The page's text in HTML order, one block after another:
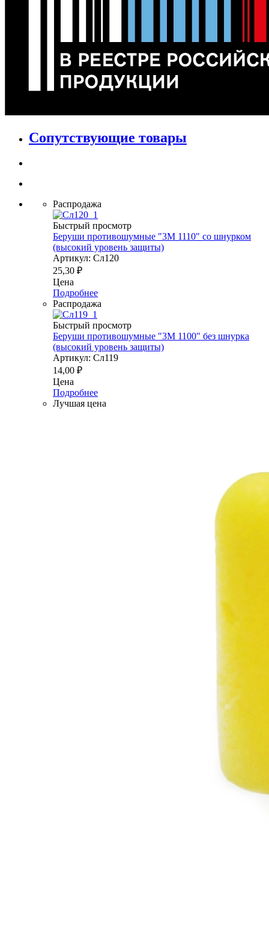
Сопутствующие товары
Распродажа
Быстрый просмотр
Беруши противошумные "3М 1110" со шнурком
(высокий уровень защиты)
Артикул: Сл120
25,30 ₽
Цена
Подробнее
Распродажа
Быстрый просмотр
Беруши противошумные "3М 1100" без шнурка
(высокий уровень защиты)
Артикул: Сл119
14,00 ₽
Цена
Подробнее
Лучшая цена